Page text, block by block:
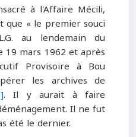
à l'Affaire Mécili,
que « le premier souci
au lendemain du
19 mars 1962 et après
Provisoire à Bou
les archives de
. Il y aurait à faire
Il ne fut
été le dernier.